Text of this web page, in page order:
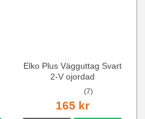
Elko Plus Vägguttag Svart
2-V ojordad
(7)
165 kr